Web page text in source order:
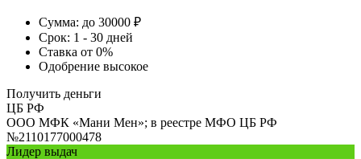
Сумма: до 30000 ₽
Срок: 1 - 30 дней
Ставка от 0%
Одобрение высокое
Получить деньги
ЦБ РФ
ООО МФК «Мани Мен»; в реестре МФО ЦБ РФ
№2110177000478
Лидер выдач